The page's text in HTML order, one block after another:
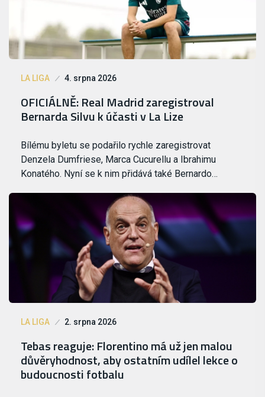
LA LIGA 4. srpna 2026
OFICIÁLNĚ: Real Madrid zaregistroval
Bernarda Silvu k účasti v La Lize
Bílému byletu se podařilo rychle zaregistrovat
Denzela Dumfriese, Marca Cucurellu a Ibrahimu
Konatého. Nyní se k nim přidává také Bernardo…
LA LIGA 2. srpna 2026
Tebas reaguje: Florentino má už jen malou
důvěryhodnost, aby ostatním udílel lekce o
budoucnosti fotbalu